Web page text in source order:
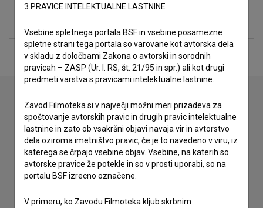
Stik z uredništvom
Spoštovani, s pomočjo spodnjega obrazca lahko stopite v
stik z uredništvom Baze slovenskih filmov. Veseli bomo vaših
odzivov.
3.PRAVICE INTELEKTUALNE LASTNINE
Vsebine spletnega portala BSF in vsebine posamezne
spletne strani tega portala so varovane kot avtorska dela
v skladu z določbami Zakona o avtorski in sorodnih
pravicah – ZASP (Ur. l. RS, št. 21/95 in spr.) ali kot drugi
predmeti varstva s pravicami intelektualne lastnine.
Zavod Filmoteka si v največji možni meri prizadeva za
spoštovanje avtorskih pravic in drugih pravic intelektualne
lastnine in zato ob vsakršni objavi navaja vir in avtorstvo
dela oziroma imetništvo pravic, če je to navedeno v viru, iz
katerega se črpajo vsebine objav. Vsebine, na katerih so
avtorske pravice že potekle in so v prosti uporabi, so na
portalu BSF izrecno označene.
V primeru, ko Zavodu Filmoteka kljub skrbnim